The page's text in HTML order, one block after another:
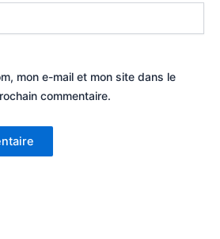
mon e-mail et mon site dans le
commentaire.